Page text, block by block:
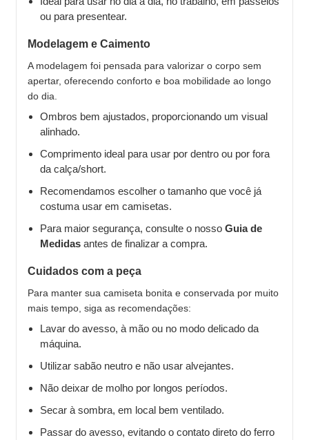
ou para presentear.
Modelagem e Caimento
A modelagem foi pensada para valorizar o corpo sem
apertar, oferecendo conforto e boa mobilidade ao longo
do dia.
Ombros bem ajustados, proporcionando um visual
alinhado.
Comprimento ideal para usar por dentro ou por fora
da calça/short.
Recomendamos escolher o tamanho que você já
costuma usar em camisetas.
Para maior segurança, consulte o nosso Guia de
Medidas antes de finalizar a compra.
Cuidados com a peça
Para manter sua camiseta bonita e conservada por muito
mais tempo, siga as recomendações:
Lavar do avesso, à mão ou no modo delicado da
máquina.
Utilizar sabão neutro e não usar alvejantes.
Não deixar de molho por longos períodos.
Secar à sombra, em local bem ventilado.
Passar do avesso, evitando o contato direto do ferro